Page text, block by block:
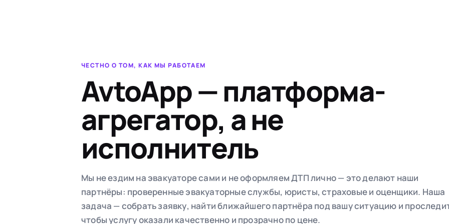
ЧЕСТНО О ТОМ, КАК МЫ РАБОТАЕМ
AvtoApp — платформа-
агрегатор, а не
исполнитель
Мы не ездим на эвакуаторе сами и не оформляем ДТП лично — это делают наши
партнёры: проверенные эвакуаторные службы, юристы, страховые и оценщики. Наша
задача — собрать заявку, найти ближайшего партнёра под вашу ситуацию и
чтобы услугу оказали качественно и прозрачно по цене.